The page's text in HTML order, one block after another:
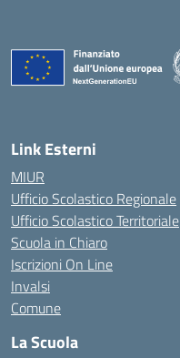
Link Esterni
MIUR
Ufficio Scolastico Regionale
Ufficio Scolastico Territoriale
Scuola in Chiaro
Iscrizioni On Line
Invalsi
Comune
La Scuola